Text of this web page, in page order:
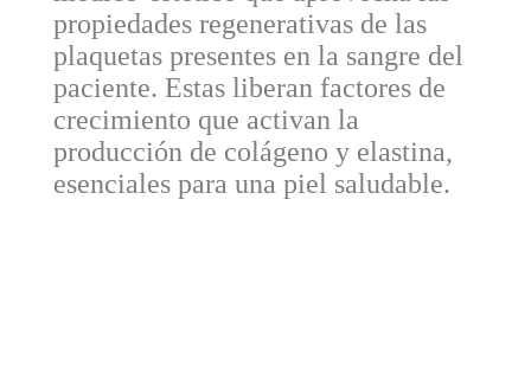
propiedades regenerativas de las
plaquetas presentes en la sangre del
paciente. Estas liberan factores de
crecimiento que activan la
producción de colágeno y elastina,
esenciales para una piel saludable.